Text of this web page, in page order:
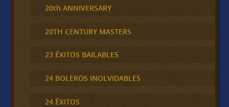
20th ANNIVERSARY
20TH CENTURY MASTERS
23 ÉXITOS BAILABLES
24 BOLEROS INOLVIDABLES
24 ÉXITOS